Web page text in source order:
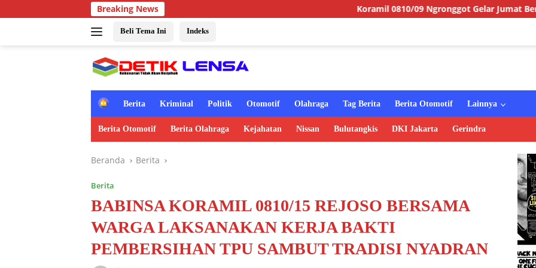
ke
Breaking News Koramil 0810/09 Ngronggot Gelar Jumat Berkah, Wujud
Beli Tema Ini Indeks
H
m
e
Berita Kriminal Politik Otomotif Olahraga Tag Berita Berita Otomotif Lainnya
Berita Otomotif Berita Olahraga Kejahatan Nissan Bulutangkis DKI Jakarta Gerindra
Beranda Berita
Berita
BABINSA KORAMIL 0810/15 REJOSO BERSAMA
WARGA LAKSANAKAN KERJA BAKTI
PEMBERSIHAN TPU SAMBUT TRADISI NYADRAN